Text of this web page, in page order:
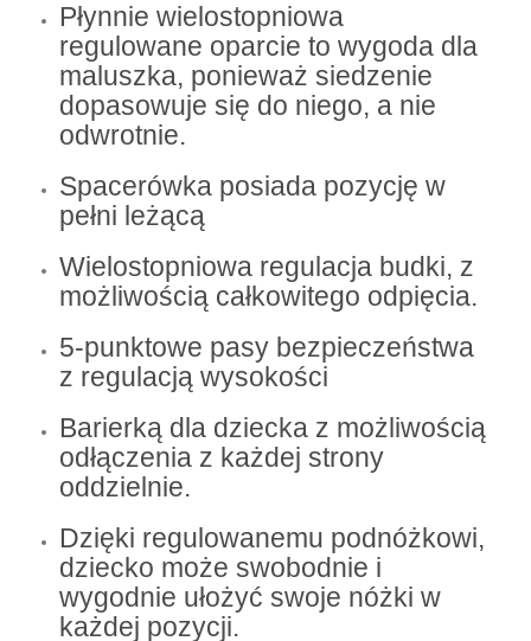
Płynnie wielostopniowa
regulowane oparcie to wygoda dla
maluszka, ponieważ siedzenie
dopasowuje się do niego, a nie
odwrotnie.
Spacerówka posiada pozycję w
pełni leżącą
Wielostopniowa regulacja budki, z
możliwością całkowitego odpięcia.
5-punktowe pasy bezpieczeństwa
z regulacją wysokości
Barierką dla dziecka z możliwością
odłączenia z każdej strony
oddzielnie.
Dzięki regulowanemu podnóżkowi,
dziecko może swobodnie i
wygodnie ułożyć swoje nóżki w
każdej pozycji.